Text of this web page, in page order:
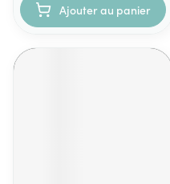
Ajouter au panier